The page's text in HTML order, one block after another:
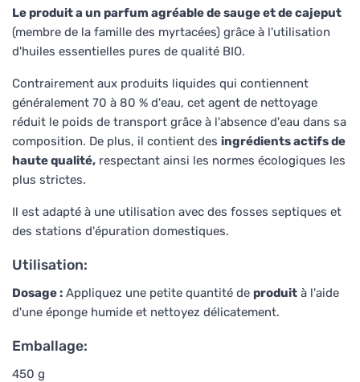
Le produit a un parfum agréable de sauge et de cajeput
(membre de la famille des myrtacées) grâce à l'utilisation
d'huiles essentielles pures de qualité BIO.
Contrairement aux produits liquides qui contiennent
généralement 70 à 80 % d'eau, cet agent de nettoyage
réduit le poids de transport grâce à l'absence d'eau dans sa
composition. De plus, il contient des ingrédients actifs de
haute qualité, respectant ainsi les normes écologiques les
plus strictes.
Il est adapté à une utilisation avec des fosses septiques et
des stations d'épuration domestiques.
Utilisation:
Dosage : Appliquez une petite quantité de produit à l'aide
d'une éponge humide et nettoyez délicatement.
Emballage:
450 g